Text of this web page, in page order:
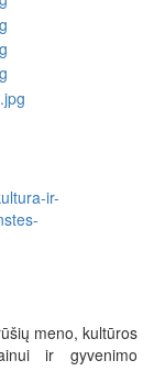
ir-
meno, kultūros
ir gyvenimo